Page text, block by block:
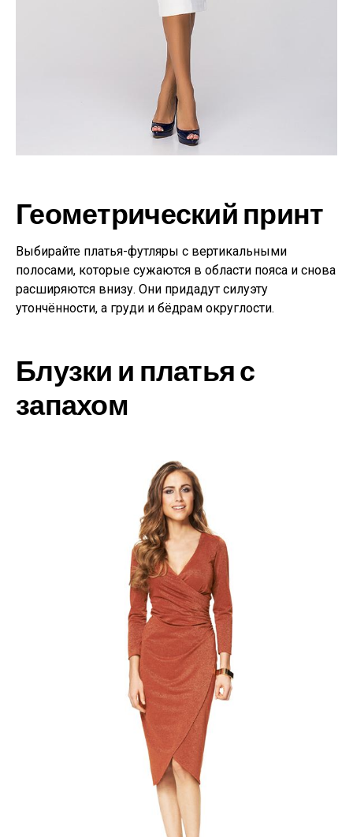
Геометрический принт
Выбирайте платья-футляры с вертикальными
полосами, которые сужаются в области пояса и снова
расширяются внизу. Они придадут силуэту
утончённости, а груди и бёдрам округлости.
Блузки и платья с
запахом